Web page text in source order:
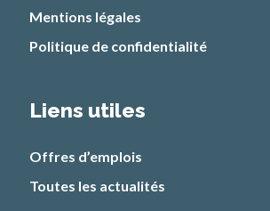
Mentions légales
Politique de confidentialité
Liens utiles
Offres d’emplois
Toutes les actualités